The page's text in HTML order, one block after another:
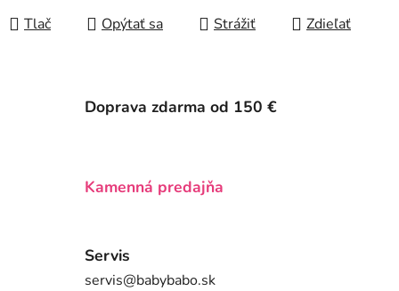
Tlač Opýtať sa Strážiť Zdieľať
Doprava zdarma od 150 €
Kamenná predajňa
Servis
servis@babybabo.sk